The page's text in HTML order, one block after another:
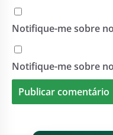
Notifique-me sobre
Notifique-me sobre